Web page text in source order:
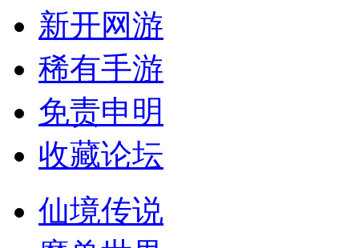
新开网游
稀有手游
免责申明
收藏论坛
仙境传说